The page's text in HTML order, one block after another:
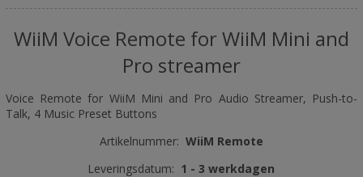
WiiM Voice Remote for WiiM Mini and
Pro streamer
Voice Remote for WiiM Mini and Pro Audio Streamer, Push-to-
Talk, 4 Music Preset Buttons
Artikelnummer: WiiM Remote
Leveringsdatum: 1 - 3 werkdagen